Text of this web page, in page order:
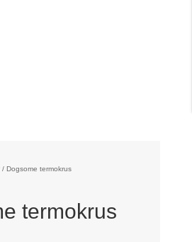
/ Dogsome termokrus
termokrus